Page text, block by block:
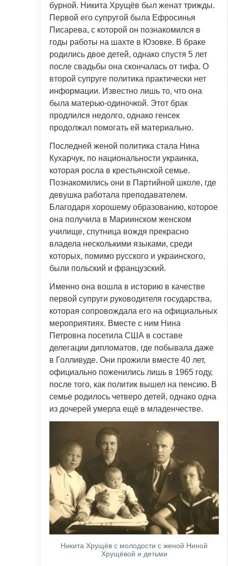
бурной. Никита Хрущёв был женат трижды.
Первой его супругой была Ефросинья
Писарева, с которой он познакомился в
годы работы на шахте в Юзовке. В браке
родились двое детей, однако спустя 5 лет
после свадьбы она скончалась от тифа. О
второй супруге политика практически нет
информации. Известно лишь то, что она
была матерью-одиночкой. Этот брак
продлился недолго, однако генсек
продолжал помогать ей материально.
Последней женой политика стала Нина
Кухарчук, по национальности украинка,
которая росла в крестьянской семье.
Познакомились они в Партийной школе, где
девушка работала преподавателем.
Благодаря хорошему образованию, которое
она получила в Мариинском женском
училище, спутница вождя прекрасно
владела несколькими языками, среди
которых, помимо русского и украинского,
были польский и французский.
Именно она вошла в историю в качестве
первой супруги руководителя государства,
которая сопровождала его на официальных
мероприятиях. Вместе с ним Нина
Петровна посетила США в составе
делегации дипломатов, где побывала даже
в Голливуде. Они прожили вместе 40 лет,
официально поженились лишь в 1965 году,
после того, как политик вышел на пенсию. В
семье родилось четверо детей, однако одна
из дочерей умерла ещё в младенчестве.
Никита Хрущёв с молодости с женой Ниной
Хрущёвой и детьми